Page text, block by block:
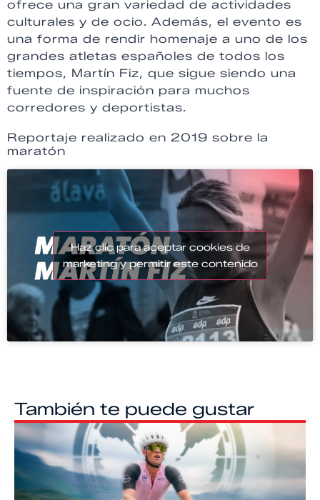
ofrece una gran variedad de actividades
culturales y de ocio. Además, el evento es
una forma de rendir homenaje a uno de los
grandes atletas españoles de todos los
tiempos, Martín Fiz, que sigue siendo una
fuente de inspiración para muchos
corredores y deportistas.
Reportaje realizado en 2019 sobre la
maratón
Haz clic para aceptar cookies de
marketing y permitir este contenido
También te puede gustar